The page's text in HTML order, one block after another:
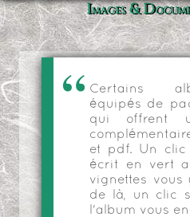
Images &
Certains
équipés de
qui offrent
et pdf. Un clic
écrit en vert
vignettes vous
de là, un clic
l'album vous